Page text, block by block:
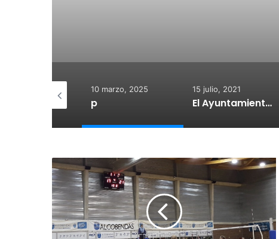
10 marzo, 2025
p
15 julio, 2021
El Ayuntamiento de Calahorra convoca subvenciones para la adquisión de medidores de CO2